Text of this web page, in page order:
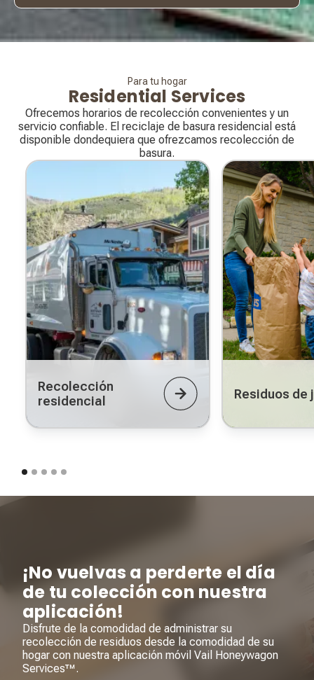
Para tu hogar
Residential Services
Ofrecemos horarios de recolección convenientes y un
servicio confiable. El reciclaje de basura residencial está
disponible dondequiera que ofrezcamos recolección de
basura.
Recolección
residencial
Residuos de
¡No vuelvas a perderte el día
de tu colección con nuestra
aplicación!
Disfrute de la comodidad de administrar su
recolección de residuos desde la comodidad de su
hogar con nuestra aplicación móvil Vail Honeywagon
Services™.